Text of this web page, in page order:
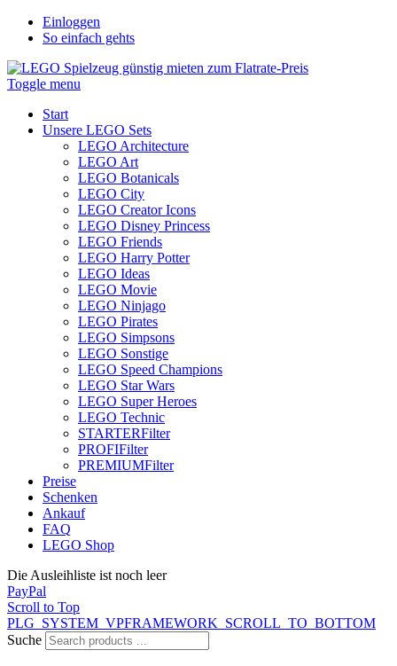
Einloggen
So einfach gehts
Toggle menu
Start
Unsere LEGO Sets
LEGO Architecture
LEGO Art
LEGO Botanicals
LEGO City
LEGO Creator Icons
LEGO Disney Princess
LEGO Friends
LEGO Harry Potter
LEGO Ideas
LEGO Movie
LEGO Ninjago
LEGO Pirates
LEGO Simpsons
LEGO Sonstige
LEGO Speed Champions
LEGO Star Wars
LEGO Super Heroes
LEGO Technic
STARTERFilter
PROFIFilter
PREMIUMFilter
Preise
Schenken
Ankauf
FAQ
LEGO Shop
Die Ausleihliste ist noch leer
PayPal
Scroll to Top
PLG_SYSTEM_VPFRAMEWORK_SCROLL_TO_BOTTOM
Suche